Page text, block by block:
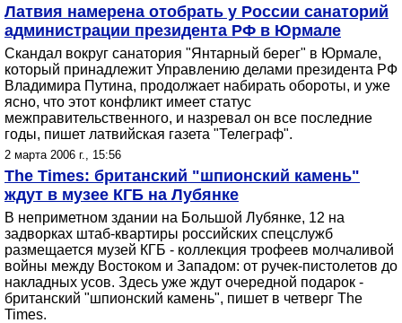
Латвия намерена отобрать у России санаторий
администрации президента РФ в Юрмале
Скандал вокруг санатория "Янтарный берег" в Юрмале,
который принадлежит Управлению делами президента РФ
Владимира Путина, продолжает набирать обороты, и уже
ясно, что этот конфликт имеет статус
межправительственного, и назревал он все последние
годы, пишет латвийская газета "Телеграф".
2 марта 2006 г., 15:56
The Times: британский "шпионский камень"
ждут в музее КГБ на Лубянке
В неприметном здании на Большой Лубянке, 12 на
задворках штаб-квартиры российских спецслужб
размещается музей КГБ - коллекция трофеев молчаливой
войны между Востоком и Западом: от ручек-пистолетов до
накладных усов. Здесь уже ждут очередной подарок -
британский "шпионский камень", пишет в четверг The
Times.